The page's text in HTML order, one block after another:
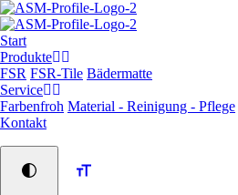
Navigation
überspringen
Start
Produkte
FSR FSR-Tile Bädermatte
Service
Farbenfroh Material - Reinigung - Pflege
Kontakt